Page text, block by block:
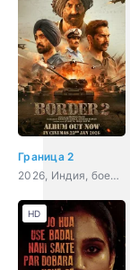
Граница 2
2026, Индия, боевик, военный, история
HD